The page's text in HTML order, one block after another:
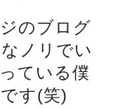
のブログ
ノリでい
ている僕
す(笑)